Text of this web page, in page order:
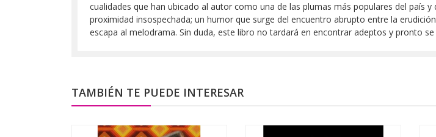
cualidades que han ubicado al autor como una de las plumas más populares del país
proximidad insospechada; un humor que surge del encuentro abrupto entre la
escapa al melodrama. Sin duda, este libro no tardará en encontrar adeptos y pronto
TAMBIÉN TE PUEDE INTERESAR